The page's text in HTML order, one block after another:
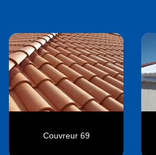
Couvreur 69